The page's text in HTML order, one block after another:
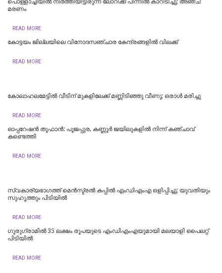
പൊള്ളാച്ചിയില്‍ നിർത്തിയിട്ടിരുന്ന ലോറിക്ക് പിന്നിൽ കാറിടിച്ചു; അഞ്ച്
മരണം
READ MORE
കോട്ടയം ജില്ലയിലെ വിനോദസഞ്ചാര കേന്ദ്രങ്ങളിൽ വിലക്ക്
READ MORE
കോലാഹലമേട്ടിൽ വീടിന് മുകളിലേക്ക് മണ്ണിടിഞ്ഞു വീണു; ഒരാൾ മരിച്ചു
READ MORE
ഓപ്പറേഷൻ തൂഫാൻ: പൂജപ്പുര, കണ്ണൂർ ജയിലുകളിൽ നിന്ന് കഞ്ചാവ്
കണ്ടെത്തി
READ MORE
സ്വകാര്യഭാഗത്ത് മെൻസ്ട്രൽ കപ്പിൽ എംഡിഎംഎ ഒളിപ്പിച്ചു; യുവതിയും
സുഹൃത്തും പിടിയിൽ
READ MORE
ഗുരുഗ്രാമിൽ 35 ലക്ഷം രൂപയുടെ എംഡിഎംഎയുമായി മലയാളി പൈലറ്റ്
പിടിയില്‍
READ MORE